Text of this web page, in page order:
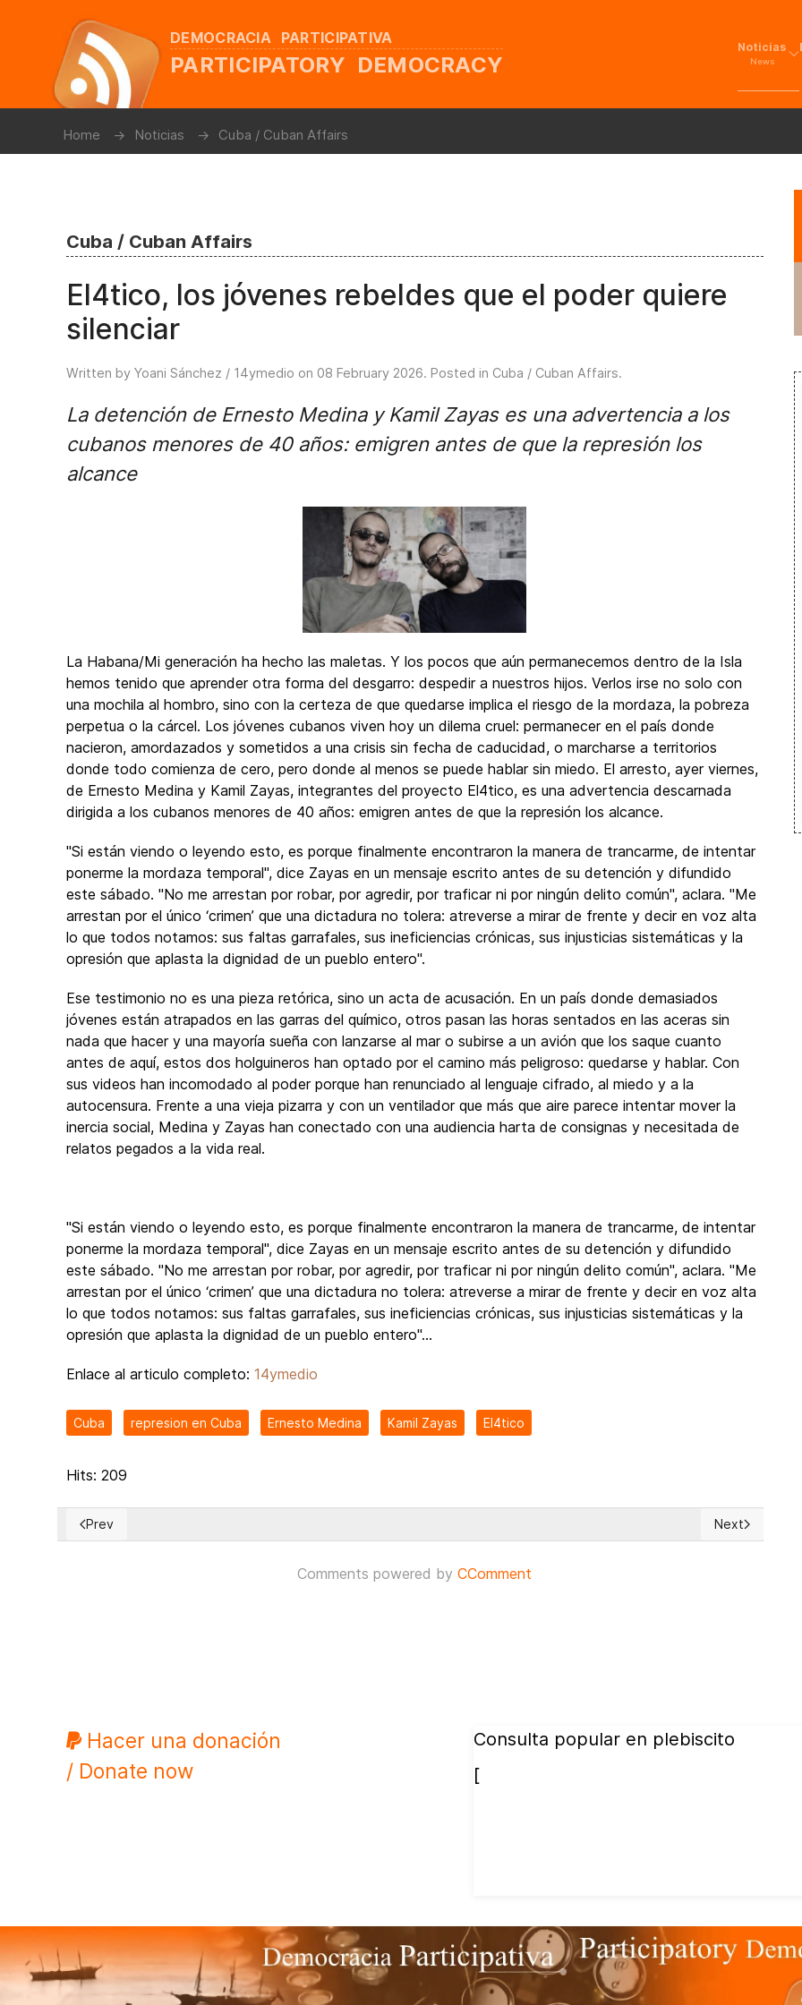
DEMOCRACIA PARTICIPATIVA
PARTICIPATORY DEMOCRACY
Noticias
News
Home Noticias Cuba / Cuban Affairs
Cuba / Cuban Affairs
El4tico, los jóvenes rebeldes que el poder quiere
silenciar
Written by Yoani Sánchez / 14ymedio on 08 February 2026. Posted in Cuba / Cuban Affairs.
La detención de Ernesto Medina y Kamil Zayas es una advertencia a los
cubanos menores de 40 años: emigren antes de que la represión los
alcance
La Habana/Mi generación ha hecho las maletas. Y los pocos que aún permanecemos dentro de la Isla
hemos tenido que aprender otra forma del desgarro: despedir a nuestros hijos. Verlos irse no solo con
una mochila al hombro, sino con la certeza de que quedarse implica el riesgo de la mordaza, la pobreza
perpetua o la cárcel. Los jóvenes cubanos viven hoy un dilema cruel: permanecer en el país donde
nacieron, amordazados y sometidos a una crisis sin fecha de caducidad, o marcharse a territorios
donde todo comienza de cero, pero donde al menos se puede hablar sin miedo. El arresto, ayer viernes,
de Ernesto Medina y Kamil Zayas, integrantes del proyecto El4tico, es una advertencia descarnada
dirigida a los cubanos menores de 40 años: emigren antes de que la represión los alcance.
"Si están viendo o leyendo esto, es porque finalmente encontraron la manera de trancarme, de intentar
ponerme la mordaza temporal", dice Zayas en un mensaje escrito antes de su detención y difundido
este sábado. "No me arrestan por robar, por agredir, por traficar ni por ningún delito común", aclara. "Me
arrestan por el único ‘crimen’ que una dictadura no tolera: atreverse a mirar de frente y decir en voz alta
lo que todos notamos: sus faltas garrafales, sus ineficiencias crónicas, sus injusticias sistemáticas y la
opresión que aplasta la dignidad de un pueblo entero".
Ese testimonio no es una pieza retórica, sino un acta de acusación. En un país donde demasiados
jóvenes están atrapados en las garras del químico, otros pasan las horas sentados en las aceras sin
nada que hacer y una mayoría sueña con lanzarse al mar o subirse a un avión que los saque cuanto
antes de aquí, estos dos holguineros han optado por el camino más peligroso: quedarse y hablar. Con
sus videos han incomodado al poder porque han renunciado al lenguaje cifrado, al miedo y a la
autocensura. Frente a una vieja pizarra y con un ventilador que más que aire parece intentar mover la
inercia social, Medina y Zayas han conectado con una audiencia harta de consignas y necesitada de
relatos pegados a la vida real.
"Si están viendo o leyendo esto, es porque finalmente encontraron la manera de trancarme, de intentar
ponerme la mordaza temporal", dice Zayas en un mensaje escrito antes de su detención y difundido
este sábado. "No me arrestan por robar, por agredir, por traficar ni por ningún delito común", aclara. "Me
arrestan por el único ‘crimen’ que una dictadura no tolera: atreverse a mirar de frente y decir en voz alta
lo que todos notamos: sus faltas garrafales, sus ineficiencias crónicas, sus injusticias sistemáticas y la
opresión que aplasta la dignidad de un pueblo entero"...
Enlace al articulo completo: 14ymedio
Cuba represion en Cuba Ernesto Medina Kamil Zayas El4tico
Hits: 209
Previous article: El azúcar se derrumba, y con ella el país.
Prev Next article: I
Next
Comments powered byCComment
Hacer una donación
/ Donate now
Consulta popular en plebiscito
[